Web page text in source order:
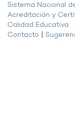
Sistema Nacional de
Acreditación y
Calidad Educativa
Contacto